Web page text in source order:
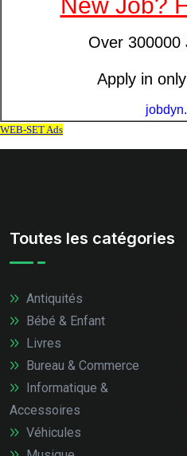
Toutes les catégories
Antiquités
Bébé & Enfant
Livres
Bureau & Commerce
Informatique &
Accessoires
Véhicules